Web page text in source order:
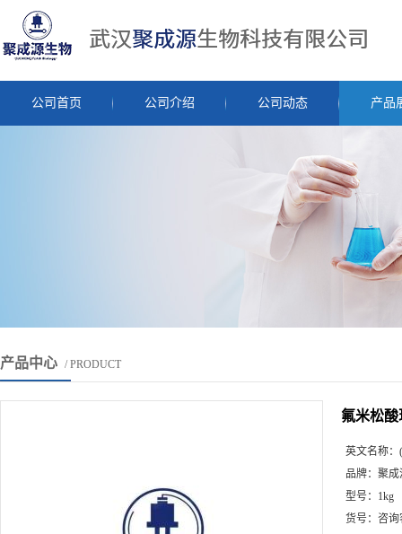
公司首页 公司介绍 公司动态 产品
产品中心 / PRODUCT
氟米松酸
英文名称：
品牌： 聚成
型号： 1kg
货号： 咨询